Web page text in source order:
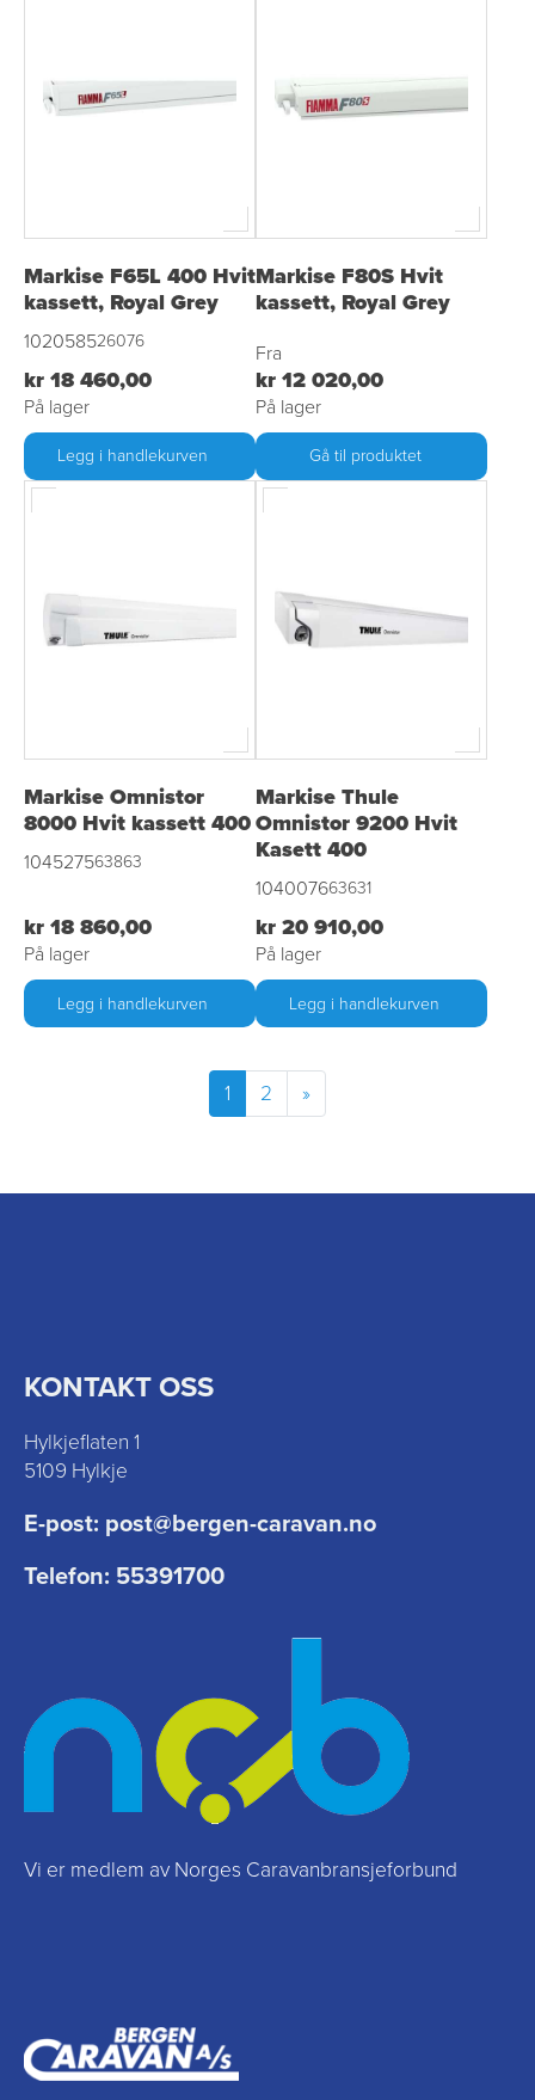
Markise F65L 400 Hvit
kassett, Royal Grey
102058526076
kr 18 460,00
På lager
Legg i handlekurven
Markise F80S Hvit
kassett, Royal Grey
Fra
kr 12 020,00
På lager
Gå til produktet
Markise Omnistor
8000 Hvit kassett 400
104527563863
kr 18 860,00
På lager
Legg i handlekurven
Markise Thule
Omnistor 9200 Hvit
Kasett 400
104007663631
kr 20 910,00
På lager
Legg i handlekurven
1 2 »
KONTAKT OSS
Hylkjeflaten 1
5109 Hylkje
E-post: post@bergen-caravan.no
Telefon: 55391700
Vi er medlem av Norges Caravanbransjeforbund